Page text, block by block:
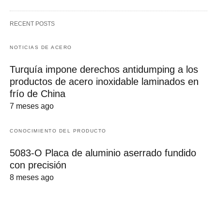
RECENT POSTS
NOTICIAS DE ACERO
Turquía impone derechos antidumping a los
productos de acero inoxidable laminados en
frío de China
7 meses ago
CONOCIMIENTO DEL PRODUCTO
5083-O Placa de aluminio aserrado fundido
con precisión
8 meses ago